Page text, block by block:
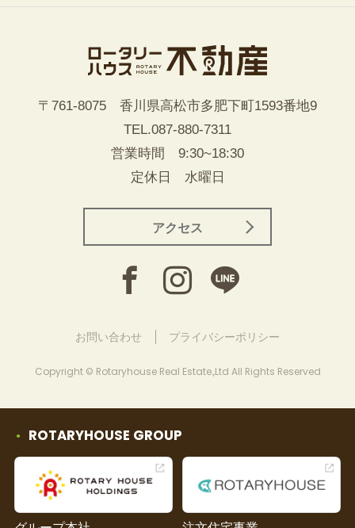
〒761-8075 香川県高松市多肥下町1593番地9
TEL.087-880-7311
営業時間 9:30~18:30
定休日 水曜日
アクセス
お問い合わせ プライバシーポリシー
Copyright © Rotaryhouse Real Estate.,Ltd All Rights Reserved
ROTARYHOUSE GROUP